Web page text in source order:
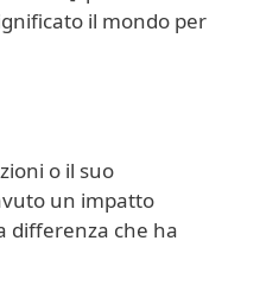
il mondo per
o il suo
un impatto
differenza che ha